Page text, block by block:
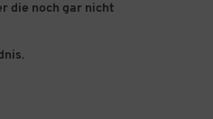
die noch gar nicht